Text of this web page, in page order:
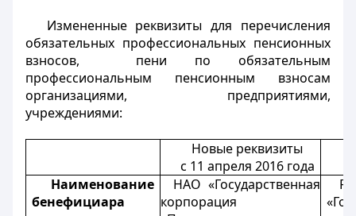
Измененные реквизиты для перечисления
обязательных профессиональных пенсионных
взносов, пени по обязательным
профессиональным пенсионным взносам
организациями, предприятиями,
учреждениями:
Новые реквизиты
с 11 апреля 2016 года
Наименование
бенефициара
НАО «Государственная
корпорация